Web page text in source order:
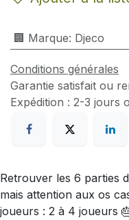
🏢 Marque: Djeco
Conditions générales
Garantie satisfait ou
Expédition : 2-3 jours
Retrouver les 6 parties
mais attention aux os
joueurs : 2 à 4 joueurs